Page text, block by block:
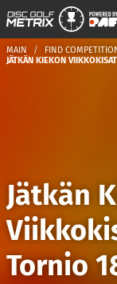
MAIN
FIND
JÄTKÄN KIEKON
Jätkän
Tornio